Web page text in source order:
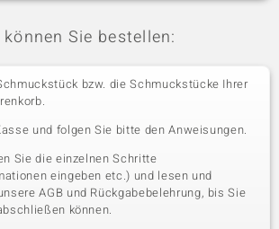
können Sie bestellen:
bzw. die Schmuckstücke Ihrer
und folgen Sie bitte den Anweisungen.
Sie die einzelnen Schritte
eingeben etc.) und lesen und
AGB und Rückgabebelehrung, bis Sie
können.